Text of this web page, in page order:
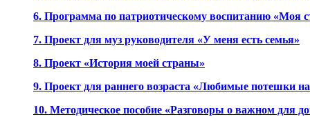
6. Программа по патриотическому воспитанию «Моя
7. Проект для муз руководителя «У меня есть семья»
8. Проект «История моей страны»
9. Проект для раннего возраста «Любимые потешки
10. Методическое пособие «Разговоры о важном для